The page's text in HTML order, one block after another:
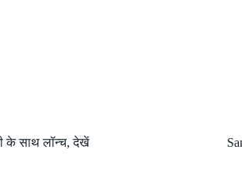
के साथ लॉन्च, देखें